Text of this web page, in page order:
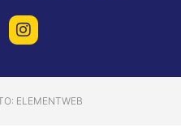
ELEMENTWEB